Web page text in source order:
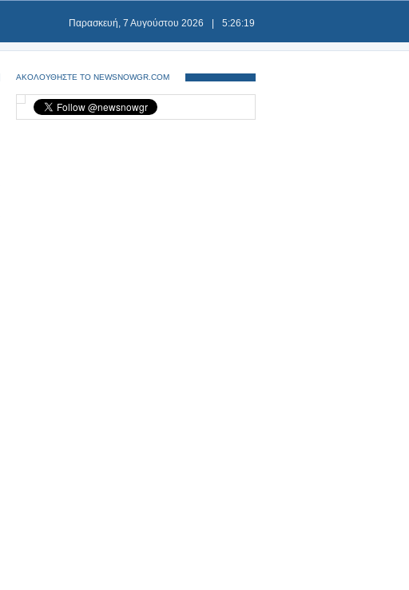
Παρασκευή, 7 Αυγούστου 2026 5:26:19
ΑΚΟΛΟΥΘΗΣΤΕ ΤΟ NEWSNOWGR.COM